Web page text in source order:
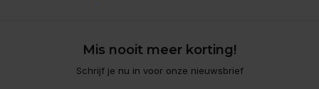
Mis nooit meer korting!
Schrijf je nu in voor onze nieuwsbrief